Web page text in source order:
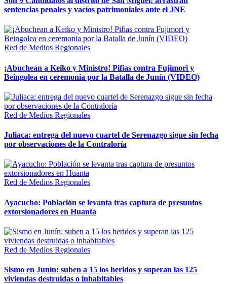
sentencias penales y vacíos patrimoniales ante el JNE
Red de Medios Regionales
¡Abuchean a Keiko y Ministro! Pifias contra Fujimori y
Beingolea en ceremonia por la Batalla de Junín (VIDEO)
Red de Medios Regionales
Juliaca: entrega del nuevo cuartel de Serenazgo sigue sin fecha
por observaciones de la Contraloría
Red de Medios Regionales
Ayacucho: Población se levanta tras captura de presuntos
extorsionadores en Huanta
Red de Medios Regionales
Sismo en Junín: suben a 15 los heridos y superan las 125
viviendas destruidas o inhabitables